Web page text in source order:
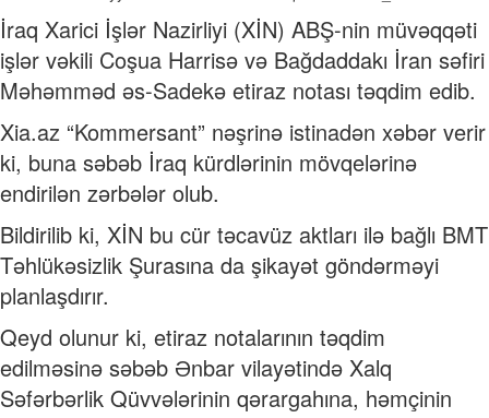
İraq Xarici İşlər Nazirliyi (XİN) ABŞ-nin müvəqqəti
işlər vəkili Coşua Harrisə və Bağdaddakı İran səfiri
Məhəmməd əs-Sadekə etiraz notası təqdim edib.
Xia.az “Kommersant” nəşrinə istinadən xəbər verir
ki, buna səbəb İraq kürdlərinin mövqelərinə
endirilən zərbələr olub.
Bildirilib ki, XİN bu cür təcavüz aktları ilə bağlı BMT
Təhlükəsizlik Şurasına da şikayət göndərməyi
planlaşdırır.
Qeyd olunur ki, etiraz notalarının təqdim
edilməsinə səbəb Ənbar vilayətində Xalq
Səfərbərlik Qüvvələrinin qərargahına, həmçinin